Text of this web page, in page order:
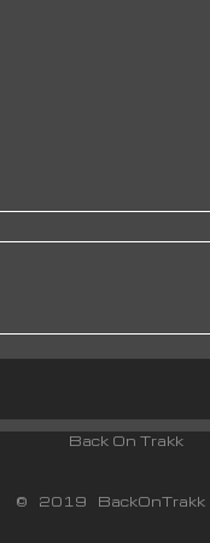
Back On
© 2019